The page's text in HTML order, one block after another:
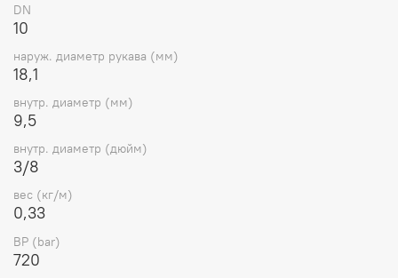
Характеристики
Артикул
PM-
BSC
POWERMASTER
DN
10
наруж. диаметр рукава (мм)
18,1
внутр. диаметр (мм)
9,5
внутр. диаметр (дюйм)
3/8
вес (кг/м)
0,33
BP (bar)
720